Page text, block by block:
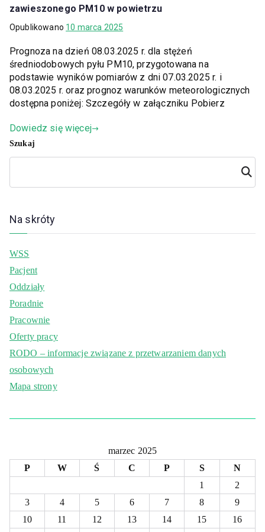
zawieszonego PM10 w powietrzu
Opublikowano 10 marca 2025
Prognoza na dzień 08.03.2025 r. dla stężeń
średniodobowych pyłu PM10, przygotowana na
podstawie wyników pomiarów z dni 07.03.2025 r. i
08.03.2025 r. oraz prognoz warunków meteorologicznych
dostępna poniżej: Szczegóły w załączniku Pobierz
Dowiedz się więcej
Szukaj
Szuka
j
Na skróty
WSS
Pacjent
Oddziały
Poradnie
Pracownie
Oferty pracy
RODO – informacje związane z przetwarzaniem danych
osobowych
Mapa strony
marzec 2025
P
W Ś C P S
N
1
2
3
4 5 6 7 8
9
10
11 12 13 14 15
16